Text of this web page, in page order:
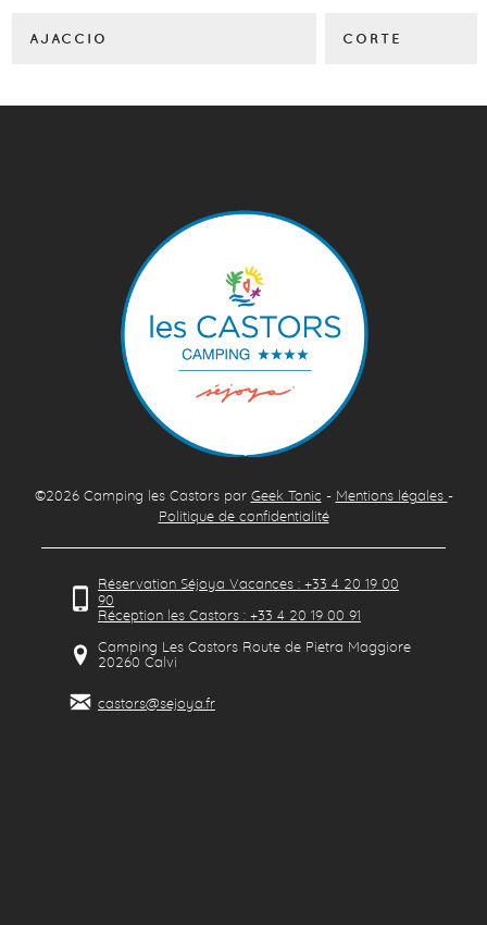
AJACCIO CORTE
©2026 Camping les Castorspar Geek Tonic - Mentions légales -
Politique de confidentialité
Réservation Séjoya Vacances : +33 4 20 19 00
90
Réception les Castors : +33 4 20 19 00 91
Camping Les Castors Route de Pietra Maggiore
20260 Calvi
castors@sejoya.fr